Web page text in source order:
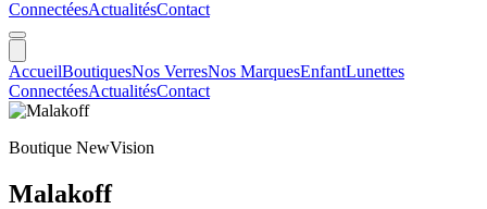
ConnectéesActualitésContact
AccueilBoutiquesNos VerresNos MarquesEnfantLunettes
ConnectéesActualitésContact
Boutique NewVision
Malakoff